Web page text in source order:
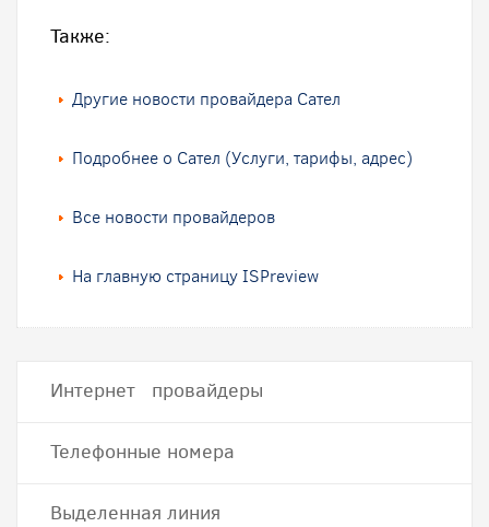
Также:
Другие новости провайдера Сател
Подробнее о Сател (Услуги, тарифы, адрес)
Все новости провайдеров
На главную страницу ISPreview
Интернет провайдеры
Телефонные номера
Выделенная линия